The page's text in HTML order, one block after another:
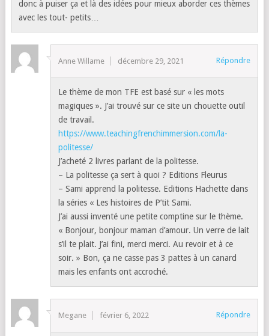
donc à puiser ça et là des idées pour mieux aborder ces thèmes
avec les tout- petits…
Anne Willame décembre 29, 2021 Répondre
Le thème de mon TFE est basé sur « les mots
magiques ». J’ai trouvé sur ce site un chouette outil
de travail.
https://www.teachingfrenchimmersion.com/la-
politesse/
J’acheté 2 livres parlant de la politesse.
– La politesse ça sert à quoi ? Editions Fleurus
– Sami apprend la politesse. Editions Hachette dans
la séries « Les histoires de P’tit Sami.
J’ai aussi inventé une petite comptine sur le thème.
« Bonjour, bonjour maman d’amour. Un verre de lait
s’il te plait. J’ai fini, merci merci. Au revoir et à ce
soir. » Bon, ça ne casse pas 3 pattes à un canard
mais les enfants ont accroché.
Megane février 6, 2022 Répondre